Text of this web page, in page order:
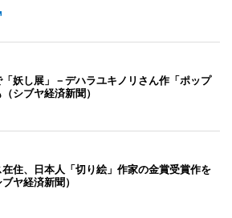
妖し展」－デハラユキノリさん作「ポップ
シブヤ経済新聞）
在住、日本人「切り絵」作家の金賞受賞作を
ヤ経済新聞）